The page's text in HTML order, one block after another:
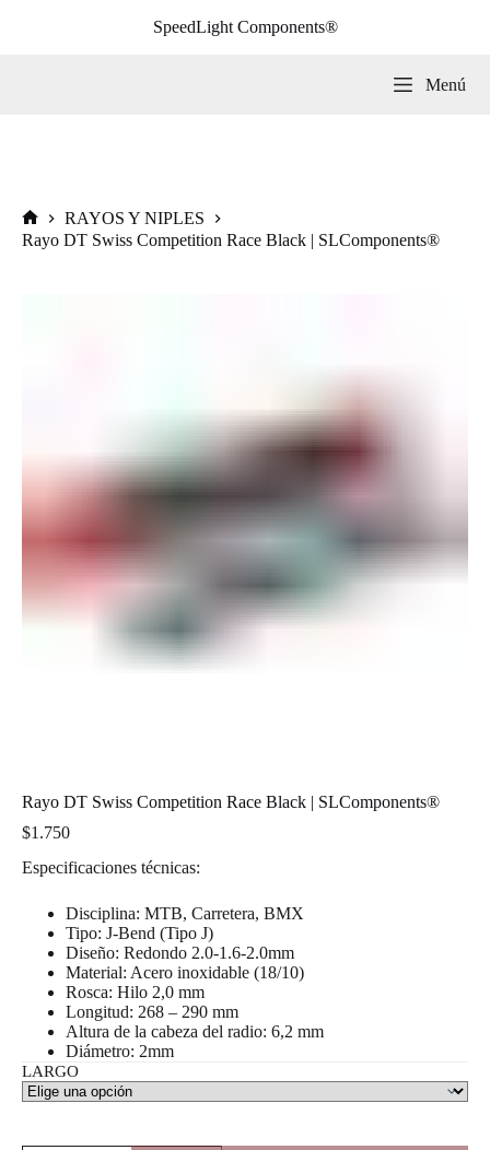
SpeedLight Components®
Menú
Inicio
RAYOS Y NIPLES
Rayo DT Swiss Competition Race Black | SLComponents®
Rayo DT Swiss Competition Race Black | SLComponents®
$1.750
Especificaciones técnicas:
Disciplina: MTB, Carretera, BMX
Tipo: J-Bend (Tipo J)
Diseño: Redondo 2.0-1.6-2.0mm
Material: Acero inoxidable (18/10)
Rosca: Hilo 2,0 mm
Longitud: 268 – 290 mm
Altura de la cabeza del radio: 6,2 mm
Diámetro: 2mm
LARGO